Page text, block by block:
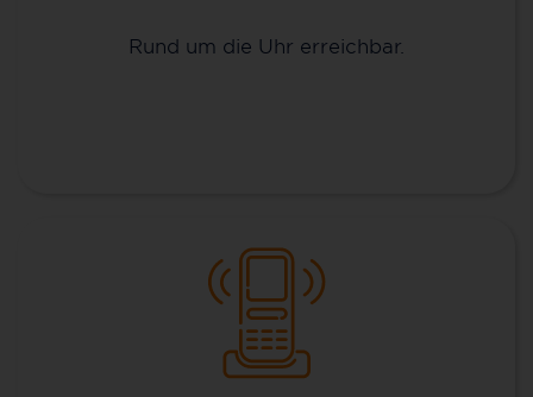
Rund um die Uhr erreichbar.